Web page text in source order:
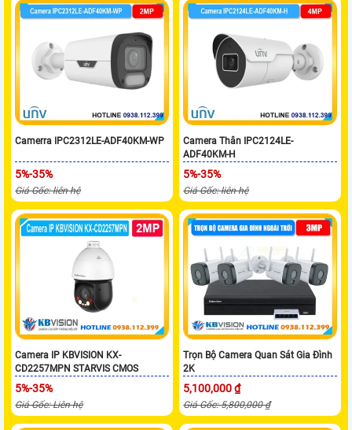
Camerra IPC2312LE-ADF40KM-WP
5%-35%
Giá Gốc: liên hệ
Camera Thân IPC2124LE-
ADF40KM-H
5%-35%
Giá Gốc: liên hệ
Camera IP KBVISION KX-
CD2257MPN STARVIS CMOS
5%-35%
Giá Gốc: Liên hệ
Trọn Bộ Camera Quan Sát Gia Đình
2K
5,100,000 ₫
Giá Gốc: 5,800,000 ₫